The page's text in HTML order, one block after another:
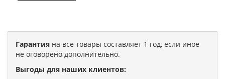
Гарантия на все товары составляет 1 год, если иное
не оговорено дополнительно.
Выгоды для наших клиентов: